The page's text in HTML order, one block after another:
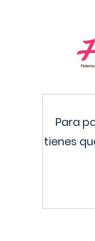
Para
tienes